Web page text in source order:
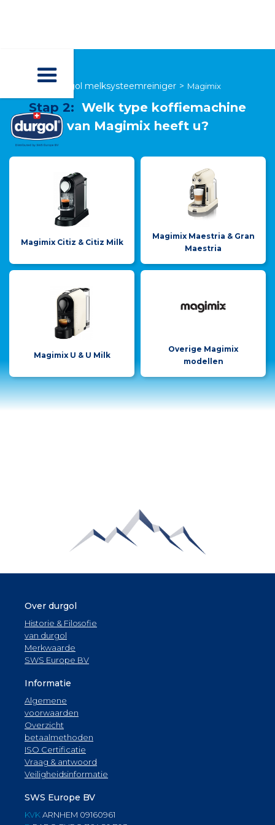
durgol melksysteemreiniger > Magimix
Stap 2: Welk type koffiemachine
van Magimixheeft u?
Magimix Citiz & Citiz Milk
Magimix Maestria & Gran
Maestria
Magimix U & U Milk
Overige Magimix
modellen
Over durgol
Historie & Filosofie
van durgol
Merkwaarde
SWS Europe BV
Informatie
Algemene
voorwaarden
Overzicht
betaalmethoden
ISO Certificatie
Vraag & antwoord
Veiligheidsinformatie
SWS Europe BV
KVKARNHEM 09160961